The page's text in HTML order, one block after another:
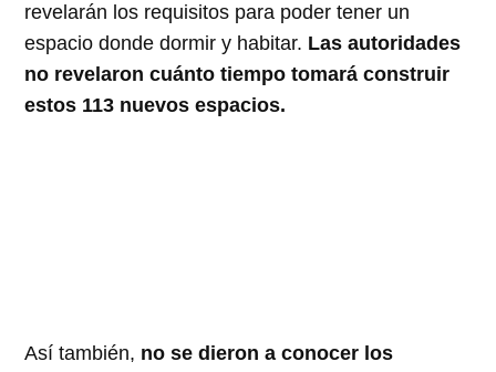
revelarán los requisitos para poder tener un
espacio donde dormir y habitar. Las autoridades
no revelaron cuánto tiempo tomará construir
estos 113 nuevos espacios.
Así también, no se dieron a conocer los